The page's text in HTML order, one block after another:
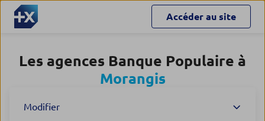
Accéder au site
Les agences Banque Populaire à
Morangis
Modifier